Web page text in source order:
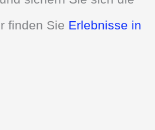
finden Sie Erlebnisse in